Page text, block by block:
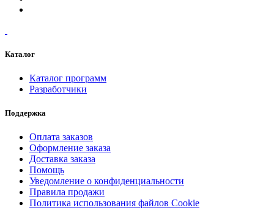
Каталог
Каталог программ
Разработчики
Поддержка
Оплата заказов
Оформление заказа
Доставка заказа
Помощь
Уведомление о конфиденциальности
Правила продажи
Политика использования файлов Cookie